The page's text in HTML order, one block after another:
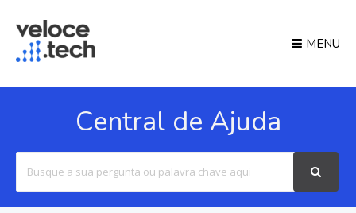
MENU
Central de Ajuda
For